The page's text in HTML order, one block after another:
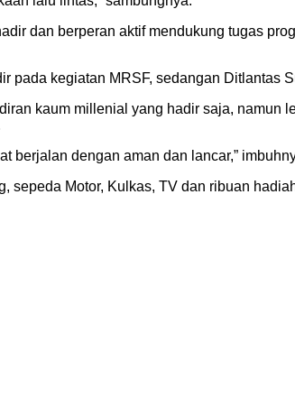
dan berperan aktif mendukung tugas
pada kegiatan MRSF, sedangan Ditlantas
kaum millenial yang hadir saja, namun
berjalan dengan aman dan lancar,”
Motor, Kulkas, TV dan ribuan